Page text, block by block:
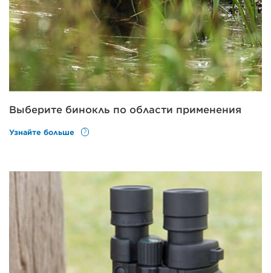
Выберите бинокль по области применения
Узнайте больше